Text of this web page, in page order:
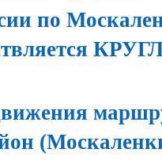
по